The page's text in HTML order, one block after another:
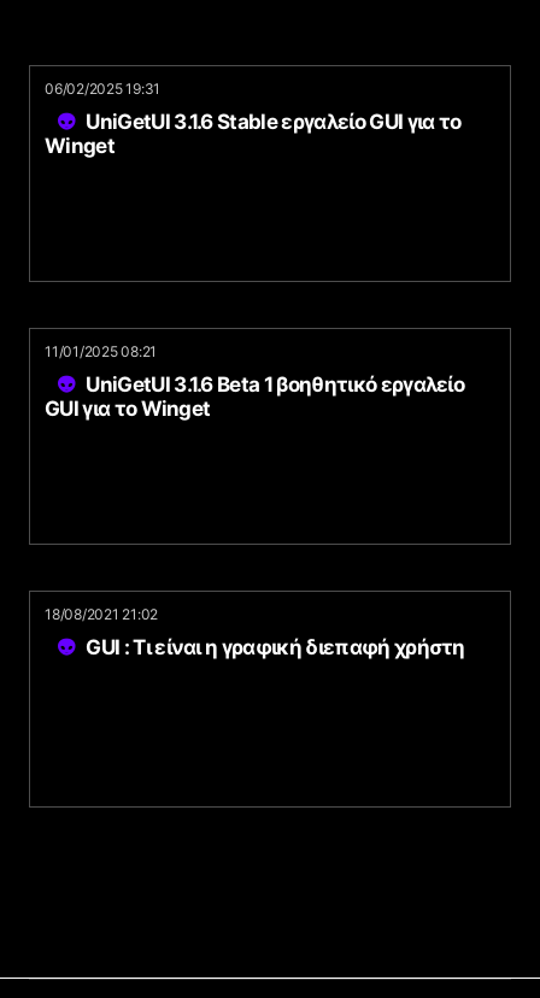
06/02/2025 19:31
UniGetUI 3.1.6 Stable εργαλείο GUI για το
Winget
11/01/2025 08:21
UniGetUI 3.1.6 Beta 1 βοηθητικό εργαλείο
GUI για το Winget
18/08/2021 21:02
GUI : Τι είναι η γραφική διεπαφή χρήστη